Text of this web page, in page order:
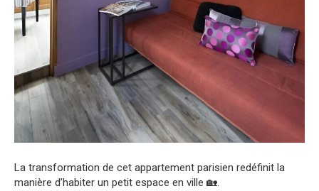
La transformation de cet appartement parisien redéfinit la
manière d’habiter un petit espace en ville 🏡.